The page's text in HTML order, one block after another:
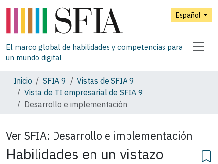
Español
El marco global de habilidades y competencias para
un mundo digital
Inicio SFIA 9
Vistas de SFIA 9
Vista de TI empresarial de SFIA 9
Desarrollo e implementación
Ver SFIA: Desarrollo e implementación
Habilidades en un vistazo